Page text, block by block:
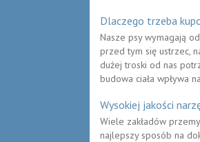
Dlaczego trzeba
Nasze psy wymagają
przed tym się ustrzec,
dużej troski od nas
budowa ciała wpływa
Wysokiej jakości
Wiele zakładów
najlepszy sposób na